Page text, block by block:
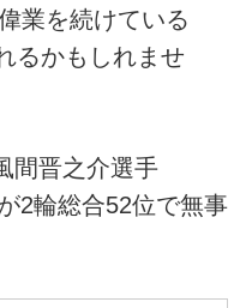
業を続けている
るかもしれませ
間晋之介選手
2輪総合52位で無事